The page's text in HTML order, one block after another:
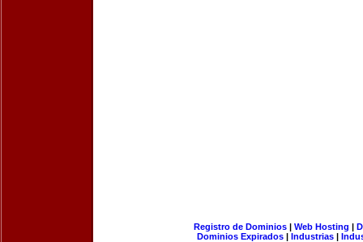
Registro de Dominios| Web Hosting |
Dominios Expirados | Industrias |